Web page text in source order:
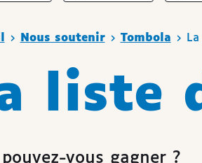
l’affichage
ici
Nous soutenir Tombola
liste
vous gagner ?